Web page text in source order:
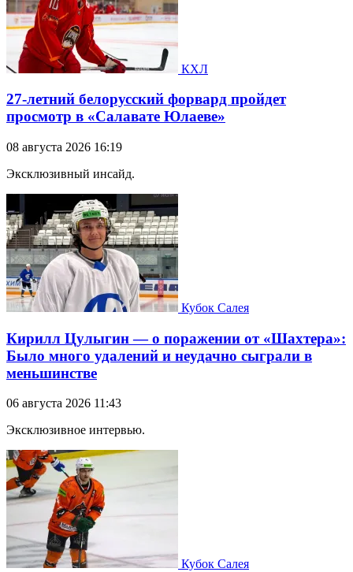
КХЛ
27-летний белорусский форвард пройдет
просмотр в «Салавате Юлаеве»
08 августа 2026 16:19
Эксклюзивный инсайд.
Кубок Салея
Кирилл Цулыгин — о поражении от «Шахтера»:
Было много удалений и неудачно сыграли в
меньшинстве
06 августа 2026 11:43
Эксклюзивное интервью.
Кубок Салея